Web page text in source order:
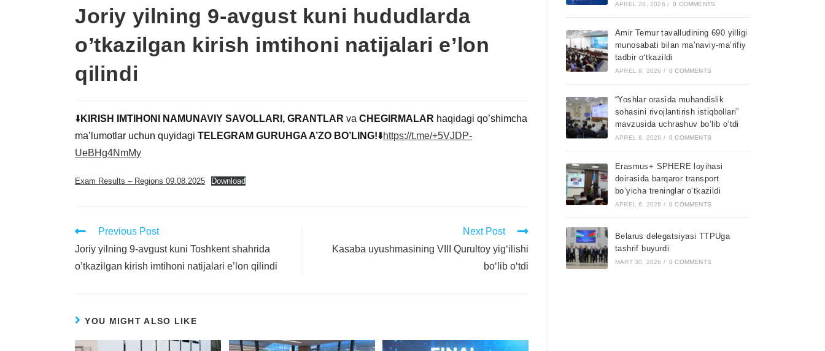
Joriy yilning 9-avgust kuni hududlarda
o’tkazilgan kirish imtihoni natijalari e’lon
qilindi
⬇️KIRISH IMTIHONI NAMUNAVIY SAVOLLARI, GRANTLAR va CHEGIRMALAR haqidagi qo’shimcha
ma’lumotlar uchun quyidagi TELEGRAM GURUHGA A’ZO BO’LING!⬇️https://t.me/+5VJDP-
UeBHg4NmMy
Exam Results – Regions 09.08.2025 Download
Previous Post
Joriy yilning 9-avgust kuni Toshkent shahrida
o’tkazilgan kirish imtihoni natijalari e’lon qilindi
Next Post
Kasaba uyushmasining VIII Qurultoy yig‘ilishi
bo‘lib o‘tdi
YOU MIGHT ALSO LIKE
APREL 28, 2026 / 0 COMMENTS
Amir Temur tavalludining 690 yilligi
munosabati bilan ma’naviy-ma’rifiy
tadbir o‘tkazildi
APREL 9, 2026 / 0 COMMENTS
“Yoshlar orasida muhandislik
sohasini rivojlantirish istiqbollari”
mavzusida uchrashuv bo‘lib o‘tdi
APREL 8, 2026 / 0 COMMENTS
Erasmus+ SPHERE loyihasi
doirasida barqaror transport
bo‘yicha treninglar o‘tkazildi
APREL 6, 2026 / 0 COMMENTS
Belarus delegatsiyasi TTPUga
tashrif buyurdi
MART 30, 2026 / 0 COMMENTS